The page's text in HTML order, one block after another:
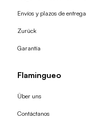
Envíos y plazos de entrega
Zurück
Garantía
Flamingueo
Über uns
Contáctanos